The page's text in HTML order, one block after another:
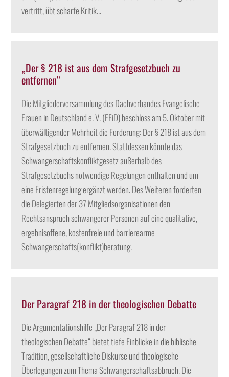
vertritt, übt scharfe Kritik...
„Der § 218 ist aus dem Strafgesetzbuch zu
entfernen“
Die Mitgliederversammlung des Dachverbandes Evangelische
Frauen in Deutschland e. V. (EFiD) beschloss am 5. Oktober mit
überwältigender Mehrheit die Forderung: Der § 218 ist aus dem
Strafgesetzbuch zu entfernen. Stattdessen könnte das
Schwangerschaftskonfliktgesetz außerhalb des
Strafgesetzbuchs notwendige Regelungen enthalten und um
eine Fristenregelung ergänzt werden. Des Weiteren forderten
die Delegierten der 37 Mitgliedsorganisationen den
Rechtsanspruch schwangerer Personen auf eine qualitative,
ergebnisoffene, kostenfreie und barrierearme
Schwangerschafts(konflikt)beratung.
Der Paragraf 218 in der theologischen Debatte
Die Argumentationshilfe „Der Paragraf 218 in der
theologischen Debatte“ bietet tiefe Einblicke in die biblische
Tradition, gesellschaftliche Diskurse und theologische
Überlegungen zum Thema Schwangerschaftsabbruch. Die